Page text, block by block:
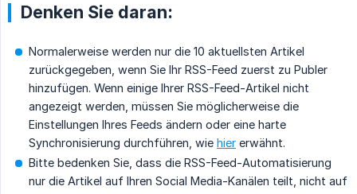
Denken Sie daran:
Normalerweise werden nur die 10 aktuellsten Artikel
zurückgegeben, wenn Sie Ihr RSS-Feed zuerst zu Publer
hinzufügen. Wenn einige Ihrer RSS-Feed-Artikel nicht
angezeigt werden, müssen Sie möglicherweise die
Einstellungen Ihres Feeds ändern oder eine harte
Synchronisierung durchführen, wie hier erwähnt.
Bitte bedenken Sie, dass die RSS-Feed-Automatisierung
nur die Artikel auf Ihren Social Media-Kanälen teilt, nicht auf